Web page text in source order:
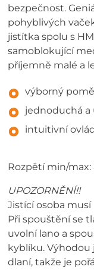
bezpečnost.
pohyblivých
jistítka spolu s
samoblokující
příjemně malé a
výborný
jednoduchá
intuitivní
Rozpětí min/max:
UPOZORNĚNÍ!!
Jistící osoba
Při spouštění se
uvolní lano a
kyblíku. Výhodou
dlaní, takže je